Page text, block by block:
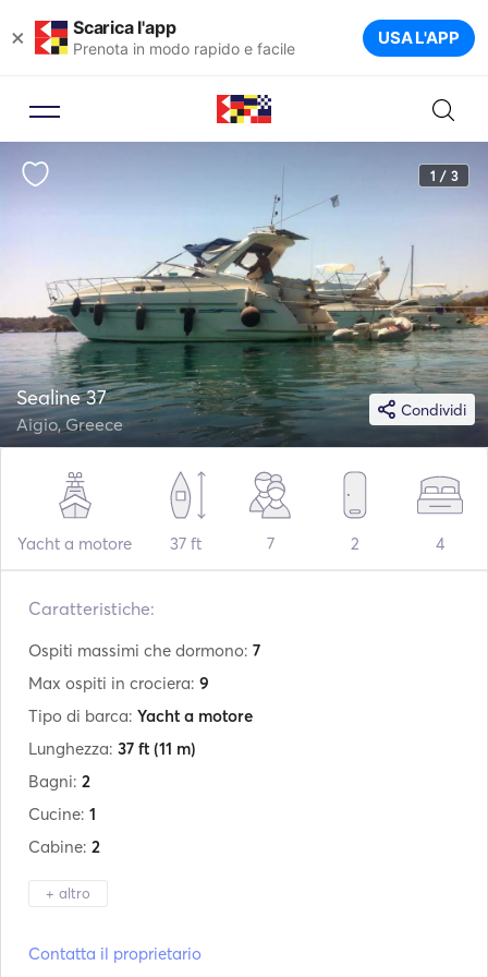
× Scarica l'app
Prenota in modo rapido e facile USA L'APP
1 / 3
Condividi
Sealine 37
Aigio, Greece
Yacht a motore 37 ft 7 2 4
Caratteristiche:
Ospiti massimi che dormono: 7
Max ospiti in crociera: 9
Tipo di barca: Yacht a motore
Lunghezza: 37 ft (11 m)
Bagni: 2
Cucine: 1
Cabine: 2
+ altro
Contatta il proprietario